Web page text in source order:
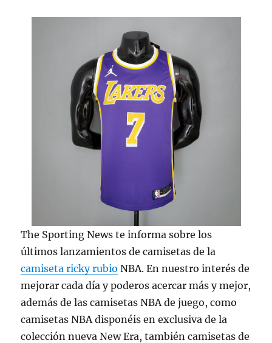
The Sporting News te informa sobre los
últimos lanzamientos de camisetas de la
camiseta ricky rubio NBA. En nuestro interés de
mejorar cada día y poderos acercar más y mejor,
además de las camisetas NBA de juego, como
camisetas NBA disponéis en exclusiva de la
colección nueva New Era, también camisetas de